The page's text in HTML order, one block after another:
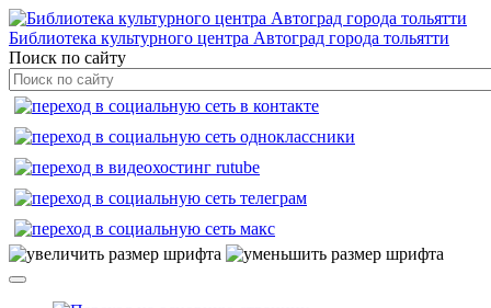
Библиотека культурного центра Автоград города тольятти
Поиск по сайту